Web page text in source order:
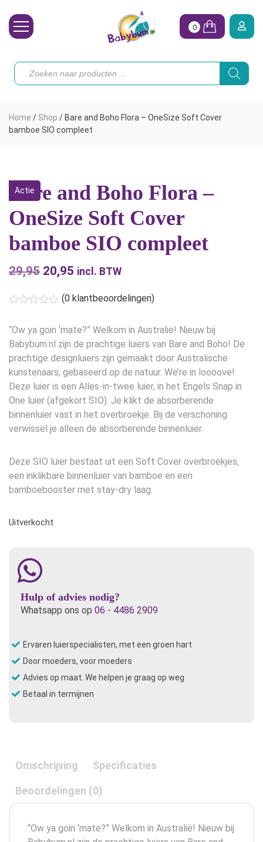
Toebehoren
Vrouw
Onze merken
Hoe begin ik?
0
Producten
zoeken
Home / Shop / Bare and Boho Flora – OneSize Soft Cover
bamboe SIO compleet
Actie
Bare and Boho Flora –
OneSize Soft Cover
bamboe SIO compleet
29,95 Oorspronkelijke
was:
€29,95.
20,95 Huidige
€20,95.
incl. BTW
(0 klantbeoordelingen)
“Ow ya goin ‘mate?” Welkom in Australië! Nieuw bij
Babybum.nl zijn de prachtige luiers van Bare and Boho! De
prachtige designluiers zijn gemaakt door Australische
kunstenaars, gebaseerd op de natuur. We’re in loooove!
Deze luier is een Alles-in-twee luier, in het Engels Snap in
One luier (afgekort SIO). Je klikt de absorberende
binnenluier vast in het overbroekje. Bij de verschoning
verwissel je alleen de absorberende binnenluier.
Deze SIO luier bestaat uit een Soft Cover overbroekjes,
een inklikbare binnenluier van bamboe en een
bamboebooster met stay-dry laag.
Uitverkocht
Hulp of advies nodig?
Whatsapp ons op 06 - 4486 2909
Ervaren luierspecialisten, met een groen hart
Door moeders, voor moeders
Advies op maat. We helpen je graag op weg
Betaal in termijnen
Omschrijving Specificaties
Beoordelingen (0)
“Ow ya goin ‘mate?” Welkom in Australië! Nieuw bij